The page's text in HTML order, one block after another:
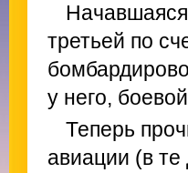
третьей по
у него,
Теперь
авиации (в